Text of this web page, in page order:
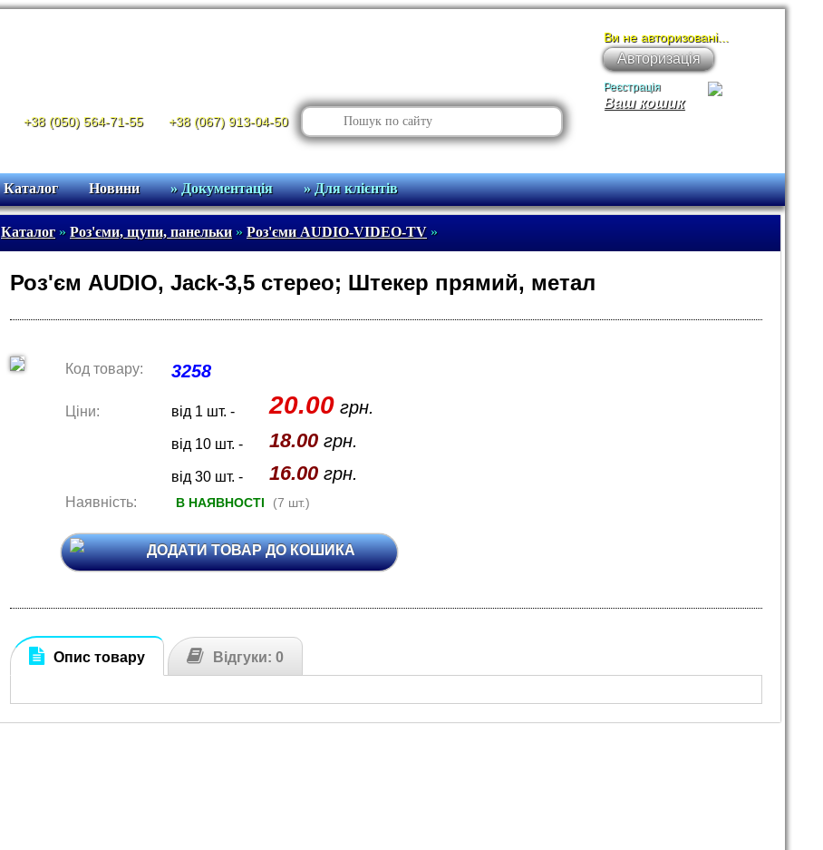
+38 (050) 564-71-55 +38 (067) 913-04-50
Ваш кошик
Ви не авторизовані...
Авторизація
Реєстрація
Каталог Новини » Документація » Для клієнтів
Каталог» Роз'єми, щупи, панельки» Роз'єми AUDIO-VIDEO-TV»
Роз'єм AUDIO, Jack-3,5 стерео; Штекер прямий, метал
Код товару: 3258
Ціни: від 1 шт. - 20.00 грн.
від 10 шт. - 18.00 грн.
від 30 шт. - 16.00 грн.
Наявність: В НАЯВНОСТІ (7 шт.)
ДОДАТИ ТОВАР ДО КОШИКА
Опис товару Відгуки: 0